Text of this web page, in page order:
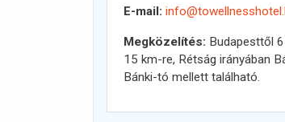
E-mail:
Megközelítés: Budapesttől
15 km-re, Rétság irányában
Bánki-tó mellett található.